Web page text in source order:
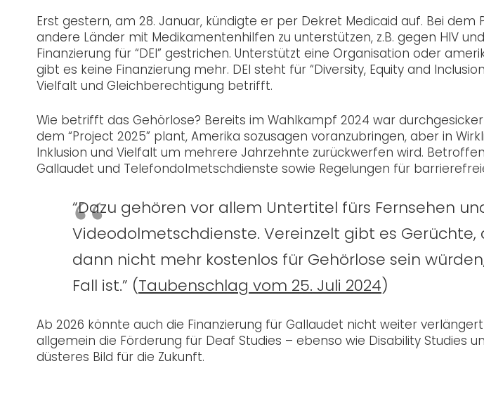
Erst gestern, am 28. Januar, kündigte er per Dekret Medicaid auf. Bei
andere Länder mit Medikamentenhilfen zu unterstützen, z.B. gegen HIV
Finanzierung für “DEI” gestrichen. Unterstützt eine Organisation oder
gibt es keine Finanzierung mehr. DEI steht für “Diversity, Equity and
Vielfalt und Gleichberechtigung betrifft.
Wie betrifft das Gehörlose? Bereits im Wahlkampf 2024 war
dem “Project 2025” plant, Amerika sozusagen voranzubringen, aber in
Inklusion und Vielfalt um mehrere Jahrzehnte zurückwerfen wird.
Gallaudet und Telefondolmetschdienste sowie Regelungen für
“Dazu gehören vor allem Untertitel fürs Fernsehen
Videodolmetschdienste. Vereinzelt gibt es Gerüchte,
dann nicht mehr kostenlos für Gehörlose sein
Fall ist.” (Taubenschlag vom 25. Juli 2024)
Ab 2026 könnte auch die Finanzierung für Gallaudet nicht weiter
allgemein die Förderung für Deaf Studies – ebenso wie Disability Studies
düsteres Bild für die Zukunft.